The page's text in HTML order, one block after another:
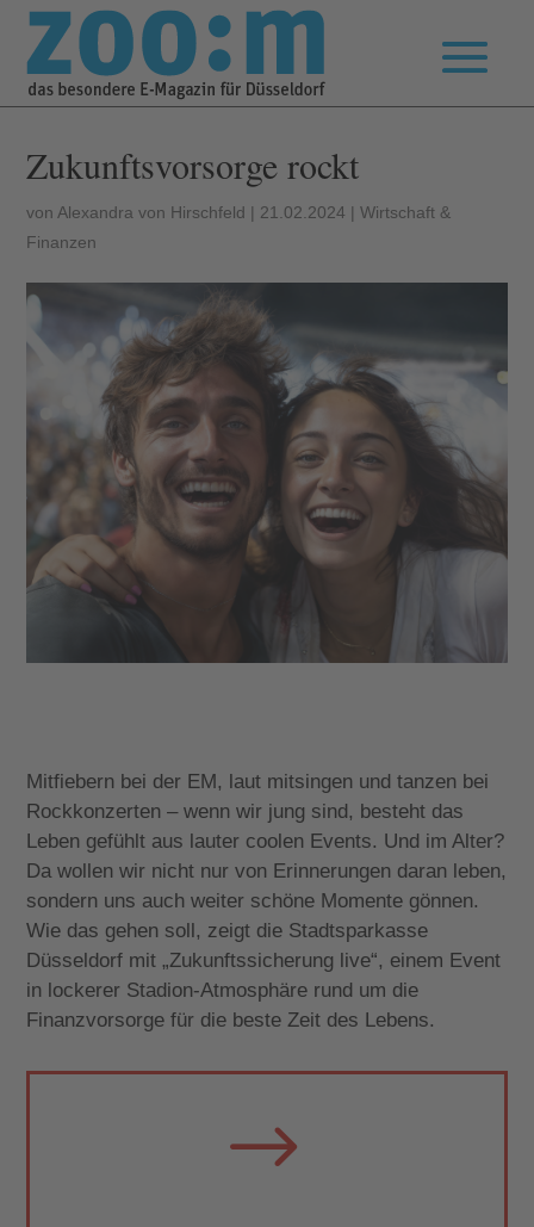
Zukunftsvorsorge rockt
von Alexandra von Hirschfeld | 21.02.2024 |Wirtschaft &
Finanzen
Mitfiebern bei der EM, laut mitsingen und tanzen bei
Rockkonzerten – wenn wir jung sind, besteht das
Leben gefühlt aus lauter coolen Events. Und im Alter?
Da wollen wir nicht nur von Erinnerungen daran leben,
sondern uns auch weiter schöne Momente gönnen.
Wie das gehen soll, zeigt die Stadtsparkasse
Düsseldorf mit „Zukunftssicherung live“, einem Event
in lockerer Stadion-Atmosphäre rund um die
Finanzvorsorge für die beste Zeit des Lebens.
$